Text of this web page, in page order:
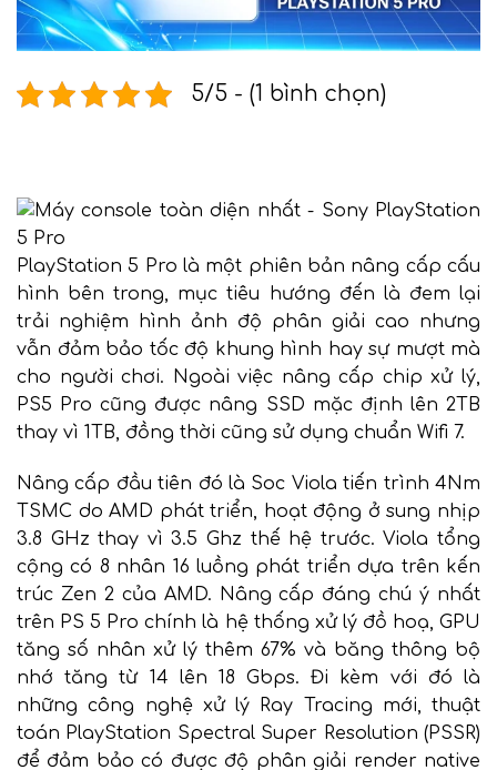
5/5 - (1 bình chọn)
PlayStation 5 Pro là một phiên bản nâng cấp cấu
hình bên trong, mục tiêu hướng đến là đem lại
trải nghiệm hình ảnh độ phân giải cao nhưng
vẫn đảm bảo tốc độ khung hình hay sự mượt mà
cho người chơi. Ngoài việc nâng cấp chip xử lý,
PS5 Pro cũng được nâng SSD mặc định lên 2TB
thay vì 1TB, đồng thời cũng sử dụng chuẩn Wifi 7.
Nâng cấp đầu tiên đó là Soc Viola tiến trình 4Nm
TSMC do AMD phát triển, hoạt động ở sung nhịp
3.8 GHz thay vì 3.5 Ghz thế hệ trước. Viola tổng
cộng có 8 nhân 16 luồng phát triển dựa trên kến
trúc Zen 2 của AMD. Nâng cấp đáng chú ý nhất
trên PS 5 Pro chính là hệ thống xử lý đồ hoạ, GPU
tăng số nhân xử lý thêm 67% và băng thông bộ
nhớ tăng từ 14 lên 18 Gbps. Đi kèm với đó là
những công nghệ xử lý Ray Tracing mới, thuật
toán PlayStation Spectral Super Resolution (PSSR)
để đảm bảo có được độ phân giải render native